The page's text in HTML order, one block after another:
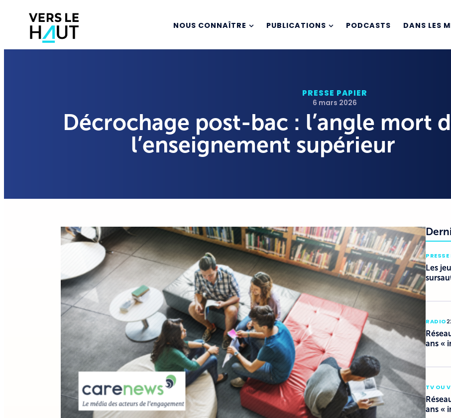
NOUS CONNAÎTRE PUBLICATIONS PODCASTS DANS LES
PRESSE PAPIER
6 mars 2026
Décrochage post-bac : l’angle mort
l’enseignement supérieur
Les
RADIO
ans «
TV OU
ans «